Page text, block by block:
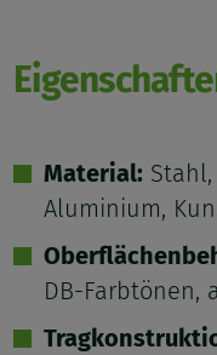
Material:
Aluminium,
DB-Farbtönen,